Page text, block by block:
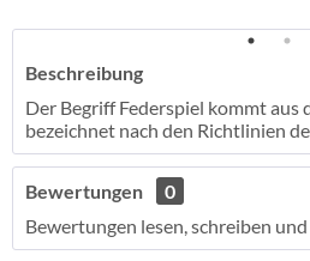
Beschreibung
Der Begriff Federspiel kommt aus
bezeichnet nach den Richtlinien
Bewertungen
0
Bewertungen lesen, schreiben